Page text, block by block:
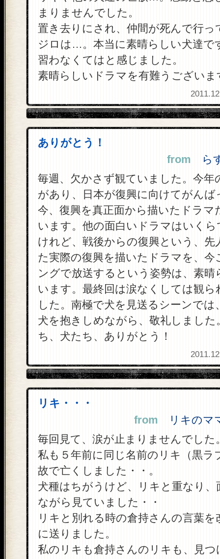
まりませんでした。
置き去りにされ、仲間が死んで行っ
ジロは…。本当に素晴らしい犬達で
習わなくてはと感じました。
素晴らしいドラマを有難うございま
ありがとう！
from ら
毎週、欠かさず観ていました。今年
があり、日本が復興に向けてがんば
今、復興を真正面から描いたドラマ
います。他の面白いドラマはいく
けれど、戦後からの復興という、先
た実際の復興を描いたドラマを、今
ングで放送するという姿勢は、素晴
います。最終回は涙なくしては観ら
した。南極で犬を見送るシーンでは
犬を抱きしめながら、敬礼しました
ち、犬たち、ありがとう！
リキ・・・
from リキのマ
毎回見て、涙が止まりませんでした
私も５年前に同じ名前のリキ（黒ラ
故で亡くしました・・。
犬種はちがうけど、リキと重なり、
ながら見ていました・・
リキと別れる時の倉持さんの言葉を
に送りました。
私のリキも倉持さんのリキも、見つ